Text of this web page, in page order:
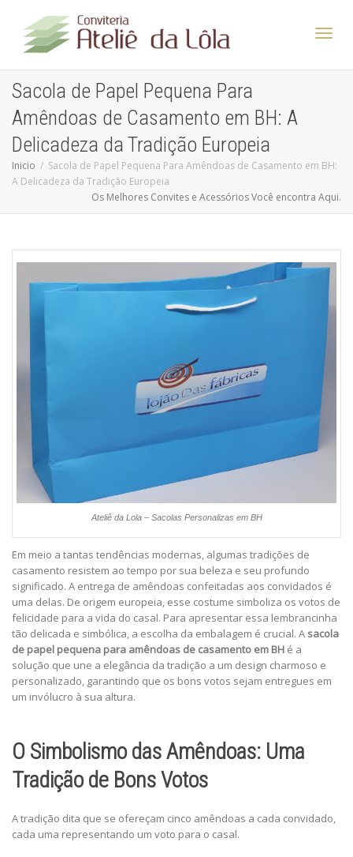
Sacola de Papel Pequena Para
Amêndoas de Casamento em BH: A
Delicadeza da Tradição Europeia
Inicio
Sacola de Papel Pequena Para Amêndoas de Casamento em BH:
A Delicadeza da Tradição Europeia
Os Melhores Convites e Acessórios Você encontra Aqui.
Ateliê da Lola – Sacolas Personalizas em BH
Em meio a tantas tendências modernas, algumas tradições de
casamento resistem ao tempo por sua beleza e seu profundo
significado. A entrega de amêndoas confeitadas aos convidados é
uma delas. De origem europeia, esse costume simboliza os votos de
felicidade para a vida do casal. Para apresentar essa lembrancinha
tão delicada e simbólica, a escolha da embalagem é crucial. A sacola
de papel pequena para amêndoas de casamento em BH é a
solução que une a elegância da tradição a um design charmoso e
personalizado, garantindo que os bons votos sejam entregues em
um invólucro à sua altura.
O Simbolismo das Amêndoas: Uma
Tradição de Bons Votos
A tradição dita que se ofereçam cinco amêndoas a cada convidado,
cada uma representando um voto para o casal.